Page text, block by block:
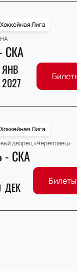
Лига
СКА
ЯНВ
2027
Лига
дворец «Череповец»
- СКА
ДЕК